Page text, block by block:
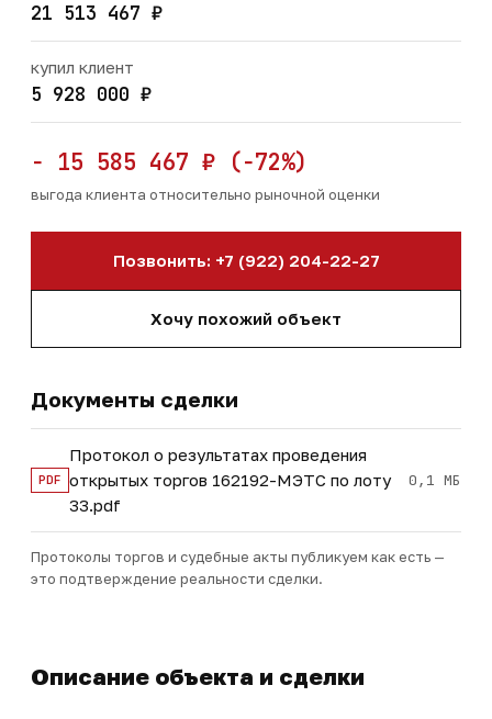
21 513 467 ₽
купил клиент
5 928 000 ₽
− 15 585 467 ₽ (−72%)
выгода клиента относительно рыночной оценки
Позвонить: +7 (922) 204-22-27
Хочу похожий объект
Документы сделки
PDF
Протокол о результатах проведения
открытых торгов 162192-МЭТС по лоту
33.pdf
0,1 МБ
Протоколы торгов и судебные акты публикуем как есть —
это подтверждение реальности сделки.
Описание объекта и сделки